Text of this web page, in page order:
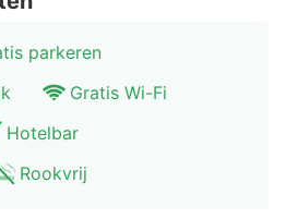
Wilt u liever musea bezoeken
minuten rijden bevindt u zich
parkeren
Gratis Wi-Fi
Hotelbar
Rookvrij